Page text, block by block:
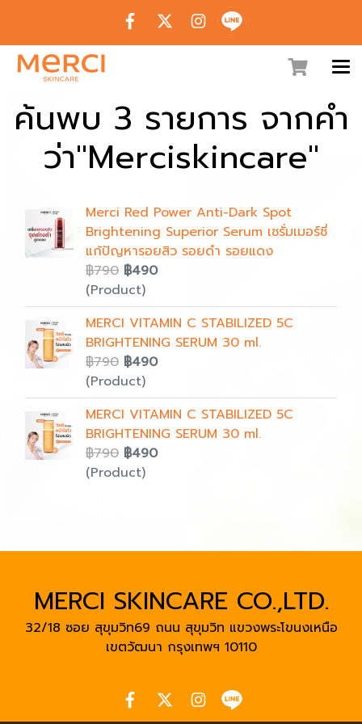
ค้นพบ 3 รายการ จากคำ
ว่า"Merciskincare"
Merci Red Power Anti-Dark Spot
Brightening Superior Serum เซรั่มเมอร์ซี่
แก้ปัญหารอยสิว รอยดำ รอยแดง
฿790 ฿490
(Product)
MERCI VITAMIN C STABILIZED 5C
BRIGHTENING SERUM 30 ml.
฿790 ฿490
(Product)
MERCI VITAMIN C STABILIZED 5C
BRIGHTENING SERUM 30 ml.
฿790 ฿490
(Product)
MERCI SKINCARE CO.,LTD.
32/18 ซอย สุขุมวิท69 ถนน สุขุมวิท แขวงพระโขนงเหนือ
เขตวัฒนา กรุงเทพฯ 10110